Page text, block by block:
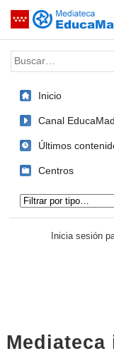
Saltar navegación
Palabra o frase:
Inicio
Canal
Últimos
Centros
Inicia sesión
Mediateca